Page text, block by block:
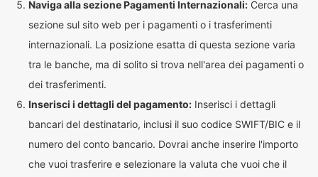
Naviga alla sezione Pagamenti Internazionali: Cerca una
sezione sul sito web per i pagamenti o i trasferimenti
internazionali. La posizione esatta di questa sezione varia
tra le banche, ma di solito si trova nell'area dei pagamenti o
dei trasferimenti.
Inserisci i dettagli del pagamento: Inserisci i dettagli
bancari del destinatario, inclusi il suo codice SWIFT/BIC e il
numero del conto bancario. Dovrai anche inserire l'importo
che vuoi trasferire e selezionare la valuta che vuoi che il